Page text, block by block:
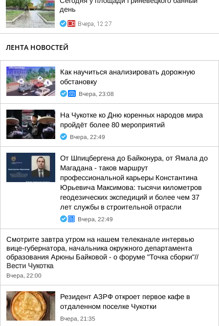
день
Вчера, 12:27
ЛЕНТА НОВОСТЕЙ
Как научиться анализировать дорожную
обстановку
Вчера, 23:08
На Чукотке ко Дню коренных народов мира
пройдёт более 80 мероприятий
Вчера, 22:49
От Шпицбергена до Байконура, от Ямала до
Магадана - таков маршрут
профессиональной карьеры Константина
Юрьевича Максимова: тысячи километров
геодезических экспедиций и более чем 37
лет службы в строительной отрасли
Вчера, 22:49
Смотрите завтра утром на нашем телеканале интервью
вице-губернатора, начальника окружного департамента
образования Арюны Байковой - о форуме "Точка сборки"//
Вести Чукотка
Вчера, 22:00
Резидент АЗРФ откроет первое кафе в
отдаленном поселке Чукотки
Вчера, 21:35